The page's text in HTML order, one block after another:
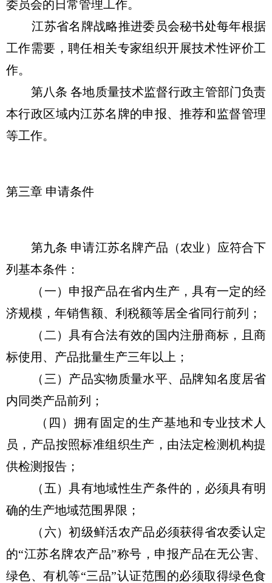
委员会的日常管理工作。
江苏省名牌战略推进委员会秘书处每年根据
工作需要，聘任相关专家组织开展技术性评价工
作。
第八条 各地质量技术监督行政主管部门负责
本行政区域内江苏名牌的申报、推荐和监督管理
等工作。
第三章 申请条件
第九条 申请江苏名牌产品（农业）应符合下
列基本条件：
（一）申报产品在省内生产，具有一定的经
济规模，年销售额、利税额等居全省同行前列；
（二）具有合法有效的国内注册商标，且商
标使用、产品批量生产三年以上；
（三）产品实物质量水平、品牌知名度居省
内同类产品前列；
（四）拥有固定的生产基地和专业技术人
员，产品按照标准组织生产，由法定检测机构提
供检测报告；
（五）具有地域性生产条件的，必须具有明
确的生产地域范围界限；
（六）初级鲜活农产品必须获得省农委认定
的“江苏名牌农产品”称号，申报产品在无公害、
绿色、有机等“三品”认证范围的必须取得绿色食